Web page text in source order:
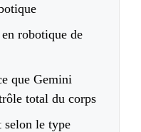
robotique de
que Gemini
total du corps
selon le type